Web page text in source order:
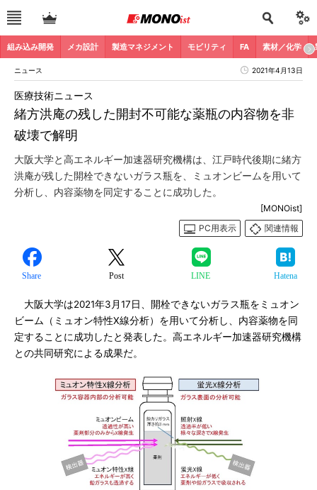
組み込み開発 メカ設計 製造マネジメント モビリティ FA 素材／化学
ニュース 2021年4月13日
緒方洪庵の残した開封不可能な薬瓶の内容物を非
破壊で解明
医療技術ニュース
大阪大学と高エネルギー加速器研究機構は、江戸時代後期に緒方
洪庵が残した開栓できないガラス瓶を、ミュオンビームを用いて
分析し、内容薬物を同定することに成功した。
[MONOist]
PC用表示
関連情報
Share Post LINE Hatena
大阪大学は2021年3月17日、開栓できないガラス瓶をミュオン
ビーム（ミュオン特性X線分析）を用いて分析し、内容薬物を同
定することに成功したと発表した。高エネルギー加速器研究機構
との共同研究による成果だ。